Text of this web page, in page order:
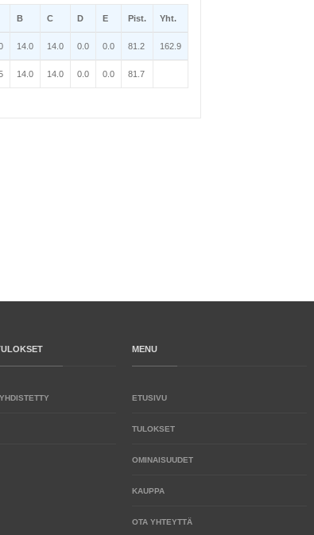
B C D E Pist. Yht.
14.0 14.0 0.0 0.0 81.2 162.9
14.0 14.0 0.0 0.0 81.7
MENU
ETUSIVU
TULOKSET
OMINAISUUDET
KAUPPA
OTA YHTEYTTÄ